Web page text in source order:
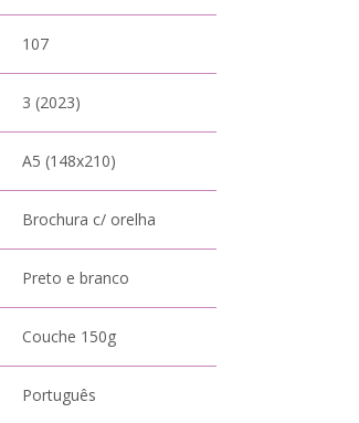
107
3 (2023)
A5 (148x210)
Brochura c/ orelha
Preto e branco
Couche 150g
Português